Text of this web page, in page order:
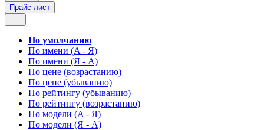
Прайс-лист
По умолчанию
По имени (A - Я)
По имени (Я - A)
По цене (возрастанию)
По цене (убыванию)
По рейтингу (убыванию)
По рейтингу (возрастанию)
По модели (A - Я)
По модели (Я - A)